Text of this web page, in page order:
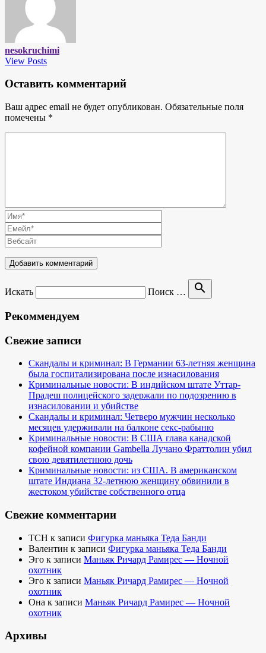
nesokruchimi
View Posts
Оставить комментарий
Ваш адрес email не будет опубликован. Обязательные поля
помечены *
Искать Поиск … search
Рекоммендуем
Свежие записи
Скандалы и криминал: В Германии 63-летняя женщина
была госпитализирована после изнасилования
Криминальные новости: В индийском штате Уттар-
Прадеш полицейского задержали по подозрению в
изнасиловании и убийстве
Скандалы и криминал: Четверо мужчин несколько
месяцев удерживали на балконе секс-рабыню
Криминальные новости: В США глава канадской
кофейной компании Gambella Лучано Фраттолин убил
свою девятилетнюю дочь
Криминальные новости: из США. В американском
штате Индиана 32-летнюю женщину обвинили в
жестоком убийстве собственного отца
Свежие комментарии
TCH к записи Фигурка маньяка Теда Банди
Валентин к записи Фигурка маньяка Теда Банди
Эго к записи Маньяк Ричард Рамирес — Ночной
охотник
Эго к записи Маньяк Ричард Рамирес — Ночной
охотник
Она к записи Маньяк Ричард Рамирес — Ночной
охотник
Архивы